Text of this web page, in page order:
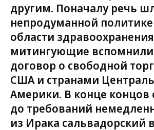
другим. Поначалу речь
непродуманной политике
области
митингующие
договор о свободной
США и странами
Америки. В конце
до требований
из Ирака сальвадорский